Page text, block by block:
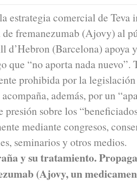
estrategia comercial de Teva
de fremanezumab (Ajovy) al
d’Hebron (Barcelona) apoya
que “no aporta nada nuevo”.
prohibida por la
acompaña, además, por un
presión sobre los
mediante congresos,
seminarios y otros medios.
y su tratamiento.
(Ajovy, un